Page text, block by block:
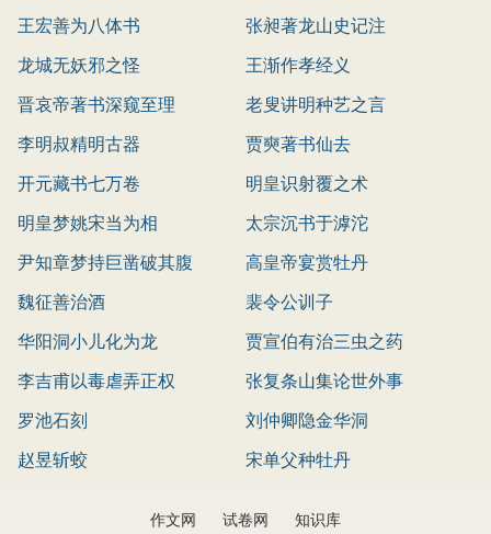
王宏善为八体书
张昶著龙山史记注
龙城无妖邪之怪
王渐作孝经义
晋哀帝著书深窥至理
老叟讲明种艺之言
李明叔精明古器
贾奭著书仙去
开元藏书七万卷
明皇识射覆之术
明皇梦姚宋当为相
太宗沉书于滹沱
尹知章梦持巨凿破其腹
高皇帝宴赏牡丹
魏征善治酒
裴令公训子
华阳洞小儿化为龙
贾宣伯有治三虫之药
李吉甫以毒虐弄正权
张复条山集论世外事
罗池石刻
刘仲卿隐金华洞
赵昱斩蛟
宋单父种牡丹
作文网 试卷网 知识库